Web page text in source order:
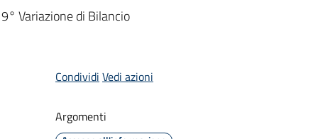
Variazione di Bilancio
Condividi Vedi azioni
Argomenti